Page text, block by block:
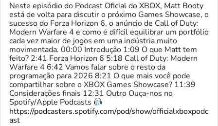
Neste episódio do Podcast Oficial do XBOX, Matt Booty
está de volta para discutir o próximo Games Showcase, o
sucesso do Forza Horizon 6, o anúncio de Call of Duty:
Modern Warfare 4 e como é difícil equilibrar um portfólio
cada vez maior de jogos em uma indústria muito
movimentada. 00:00 Introdução 1:09 O que Matt tem
feito? 2:41 Forza Horizon 6 5:18 Call of Duty: Modern
Warfare 4 6:42 Vamos falar sobre o resto da
programação para 2026 8:21 O que mais você pode
compartilhar sobre o XBOX Games Showcase? 11:39
Considerações finais 12:31 Outro Ouça-nos no
Spotify/Apple Podcasts
https://podcasters.spotify.com/pod/show/officialxboxpodc
ast